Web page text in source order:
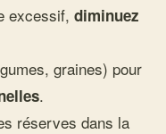
excessif,diminuez
graines) pour
.
réserves dans la